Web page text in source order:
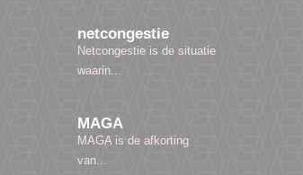
netcongestie
Netcongestie is de situatie
waarin...
MAGA
MAGA is de afkorting
van...